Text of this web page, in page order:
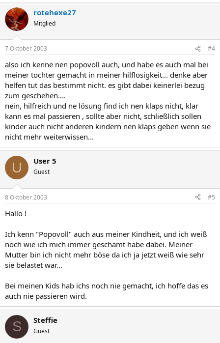
rotehexe27
Mitglied
7 Oktober 2003 #4
also ich kenne nen popovoll auch, und habe es auch mal bei
meiner tochter gemacht in meiner hilflosigkeit... denke aber
helfen tut das bestimmt nicht. es gibt dabei keinerlei bezug
zum geschehen....
nein, hilfreich und ne lösung find ich nen klaps nicht, klar
kann es mal passieren , sollte aber nicht, schließlich sollen
kinder auch nicht anderen kindern nen klaps geben wenn sie
nicht mehr weiterwissen...
U User 5
Guest
8 Oktober 2003 #5
Hallo !
Ich kenn "Popovoll" auch aus meiner Kindheit, und ich weiß
noch wie ich mich immer geschämt habe dabei. Meiner
Mutter bin ich nicht mehr böse da ich ja jetzt weiß wie sehr
sie belastet war...
Bei meinen Kids hab ichs noch nie gemacht, ich hoffe das es
auch nie passieren wird.
S Steffie
Guest